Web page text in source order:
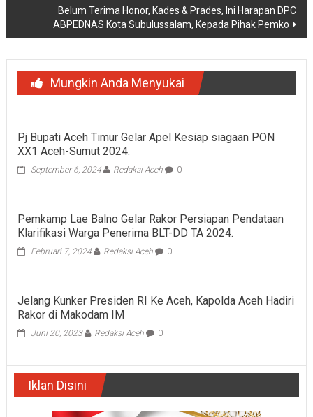
Belum Terima Honor, Kades & Prades, Ini Harapan DPC
ABPEDNAS Kota Subulussalam, Kepada Pihak Pemko
Mungkin Anda Menyukai
Pj Bupati Aceh Timur Gelar Apel Kesiap siagaan PON
XX1 Aceh-Sumut 2024.
September 6, 2024 Redaksi Aceh 0
Pemkamp Lae Balno Gelar Rakor Persiapan Pendataan
Klarifikasi Warga Penerima BLT-DD TA 2024.
Februari 7, 2024 Redaksi Aceh 0
Jelang Kunker Presiden RI Ke Aceh, Kapolda Aceh Hadiri
Rakor di Makodam IM
Juni 20, 2023 Redaksi Aceh 0
Iklan Disini